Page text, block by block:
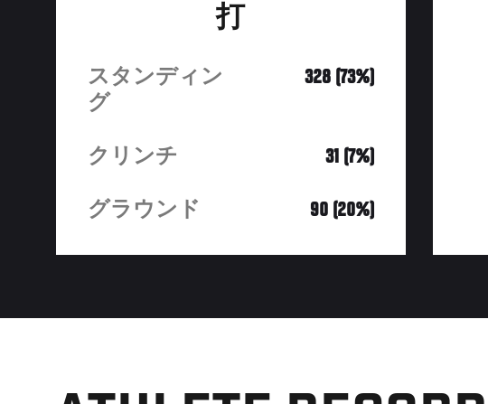
打
スタンディン
グ
328 (73%)
クリンチ 31 (7%)
グラウンド 90 (20%)